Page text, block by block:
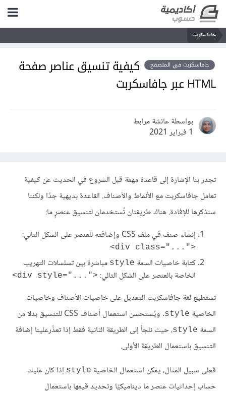
جافاسكربت
جافاسكربت في المتصفح
كيفية تنسيق عناصر صفحة
HTML عبر جافاسكربت
بواسطة عائشة مرابط
1 فبراير 2021
تجدر بنا الإشارة إلى قاعدة مهمة قبل الشروع في الحديث عن كيفية
تعامل جافاسكربت مع الأنماط والأصناف. القاعدة بديهية جدًا ولكننا
سنذكرها للإفادة. هناك طريقتان تُستخدمان لتنسيق عنصرٍ ما:
إنشاء صنف في ملف CSS وإضافته للعنصر على الشكل التالي:
<div class="..."‎>
كتابة خاصيات السمة style مباشرة بين تسلسلات التهريب
الخاصة بالعنصر على الشكل التالي: <div style="..."‎>
تستطيع لغة جافاسكربت التعديل على خاصيات الأصناف وخاصيات
الخاصية style
. ويُستحسن استعمال أصناف CSS للتنسيق بدلا من
السمة style، حيث نلجأ إلى الطريقة الثانية فقط إذا تعذّرعلينا إضافة
التنسيق باستعمال الطريقة الأولى.
فعلى سبيل المثال، يمكن استعمال الخاصية style إذا كان عليك
حساب إحداثيات عنصر ما ديناميكيًا وتحديد قيمها باستعمال